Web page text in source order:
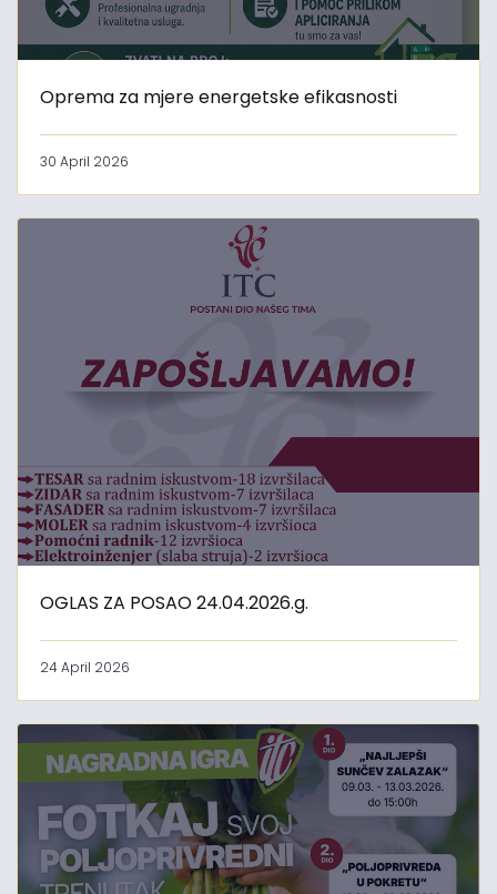
Oprema za mjere energetske efikasnosti
30 April 2026
OGLAS ZA POSAO 24.04.2026.g.
24 April 2026